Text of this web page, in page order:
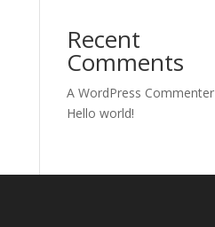
Recent
Comments
A WordPress Commenter
Hello world!